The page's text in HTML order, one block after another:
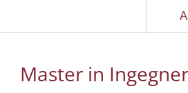
Master in